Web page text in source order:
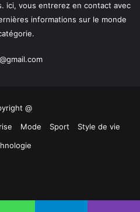
ici, vous entrerez en contact avec
informations sur le monde
@
Mode Sport
Style de vie